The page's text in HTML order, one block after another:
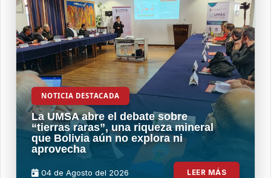
NOTICIA DESTACADA
La UMSA abre el debate sobre
“tierras raras”, una riqueza mineral
que Bolivia aún no explora ni
aprovecha
04 de Agosto del 2026 LEER MÁS